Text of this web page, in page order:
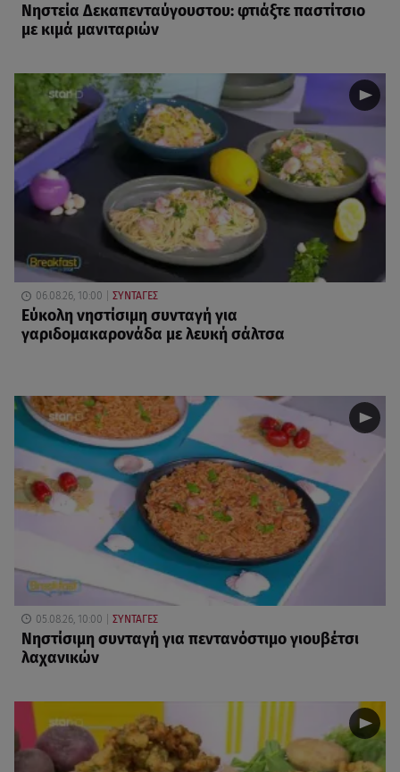
Νηστεία Δεκαπενταύγουστου: φτιάξτε παστίτσιο
με κιμά μανιταριών
06.08.26, 10:00 ΣΥΝΤΑΓΕΣ
Eύκολη νηστίσιμη συνταγή για
γαριδομακαρονάδα με λευκή σάλτσα
05.08.26, 10:00 ΣΥΝΤΑΓΕΣ
Νηστίσιμη συνταγή για πεντανόστιμο γιουβέτσι
λαχανικών